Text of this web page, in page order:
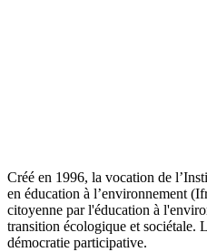
Créé en 1996, la vocation de
en éducation à l’environnement
citoyenne par l'éducation à
transition écologique et sociétale.
démocratie participative.